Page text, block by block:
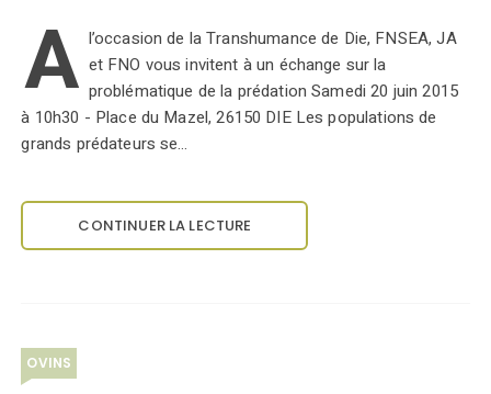
A l’occasion de la Transhumance de Die, FNSEA, JA
et FNO vous invitent à un échange sur la
problématique de la prédation Samedi 20 juin 2015
à 10h30 - Place du Mazel, 26150 DIE Les populations de
grands prédateurs se…
CONTINUER LA LECTURE
OVINS